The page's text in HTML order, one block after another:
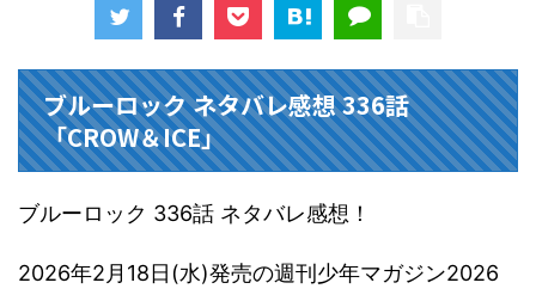
ブルーロック ネタバレ感想 336話
「CROW＆ICE」
ブルーロック 336話 ネタバレ感想！
2026年2月18日(水)発売の週刊少年マガジン2026